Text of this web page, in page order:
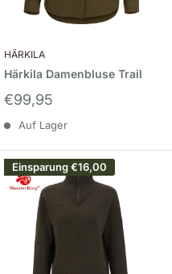
HÄRKILA
Härkila Damenbluse Trail
Sonderpreis
€99,95
Auf Lager
Einsparung€16,00